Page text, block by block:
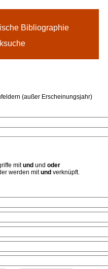
Bibliographie
(außer Erscheinungsjahr)
mitund und oder
werden mitund verknüpft.